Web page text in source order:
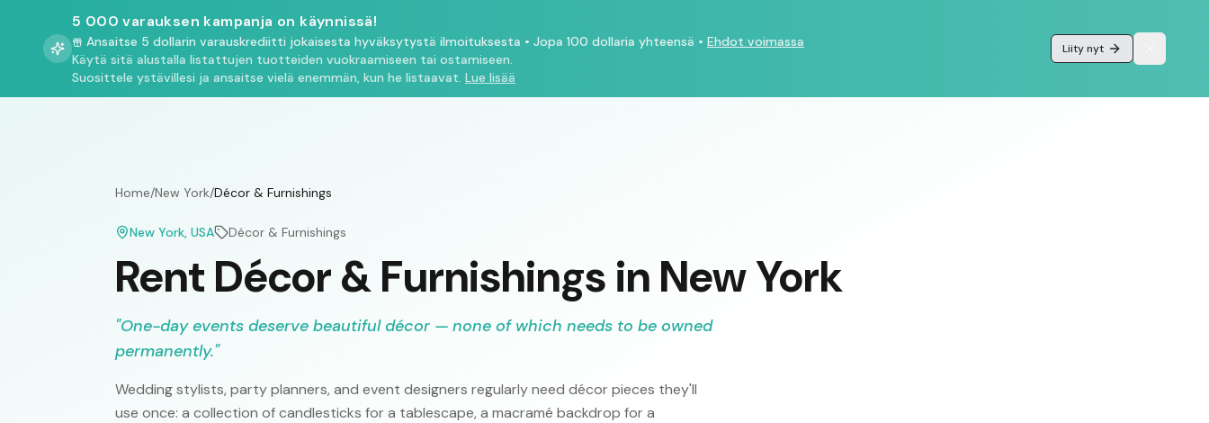
5 000 varauksen kampanja on käynnissä!
Ansaitse 5 dollarin varauskrediitti jokaisesta hyväksytystä ilmoituksesta • Jopa 100 dollaria yhteensä • Ehdot voimassa
Käytä sitä alustalla listattujen tuotteiden vuokraamiseen tai ostamiseen.
Suosittele ystävillesi ja ansaitse vielä enemmän, kun he listaavat. Lue lisää
Liity nyt
Home/New York/Décor & Furnishings
New York, USA Décor & Furnishings
Rent Décor & Furnishings in New York
"One-day events deserve beautiful décor — none of which needs to be owned
permanently."
Wedding stylists, party planners, and event designers regularly need décor pieces they'll
use once: a collection of candlesticks for a tablescape, a macramé backdrop for a